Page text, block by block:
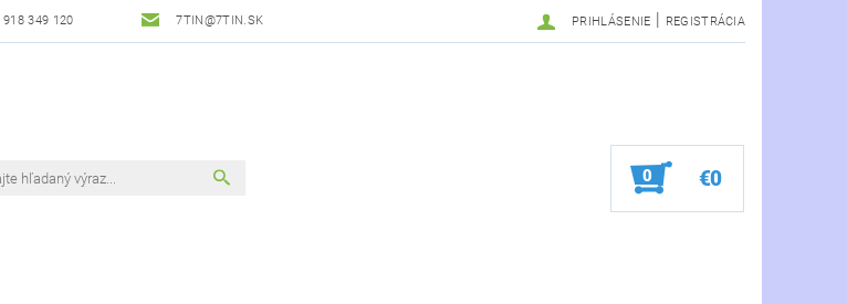
918 349 120 7TIN@7TIN.SK PRIHLÁSENIE | REGISTRÁCIA
0 €0